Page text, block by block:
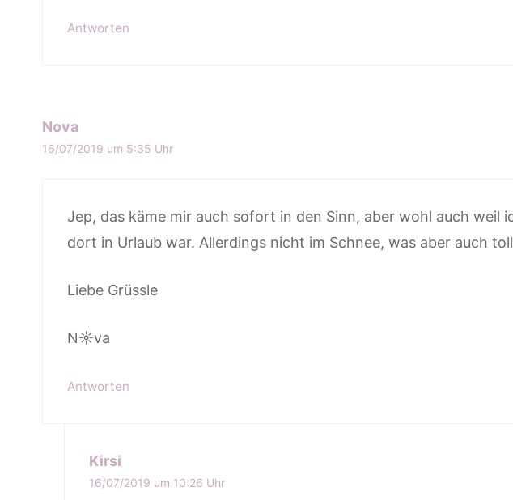
Antworten
Nova
16/07/2019 um 5:35 Uhr
Jep, das käme mir auch sofort in den Sinn, aber wohl auch
dort in Urlaub war. Allerdings nicht im Schnee, was aber auch
Liebe Grüssle
N☼va
Antworten
Kirsi
16/07/2019 um 10:26 Uhr